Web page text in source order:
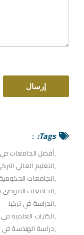
Tags:
أفضل الجامعات في
التعليم العالي
الجامعات الحكومية
الجامعات الموصى
الدراسة في تركيا
الكليات العلمية في
دراسة الهندسة في